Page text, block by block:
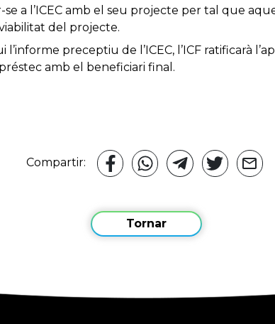
se a l’ICEC amb el seu projecte per tal que
del projecte.
preceptiu de l’ICEC, l’ICF ratificarà
amb el beneficiari final.
Compartir:
Tornar